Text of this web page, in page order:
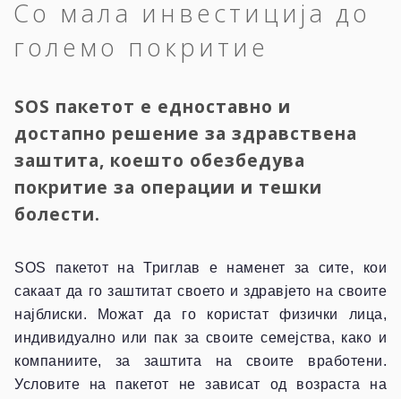
Со мала инвестиција до
големо покритие
SOS пакетот е едноставно и
достапно решение за здравствена
заштита, коешто обезбедува
покритие за операции и тешки
болести.
SOS пакетот на Триглав е наменет за сите, кои
сакаат да го заштитат своето и здравјето на своите
најблиски. Можат да го користат физички лица,
индивидуално или пак за своите семејства, како и
компаниите, за заштита на своите вработени.
Условите на пакетот не зависат од возраста на